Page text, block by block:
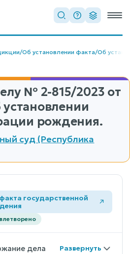
/Об установлении факта/Об
№ 2-815/2023 от
установлении
рождения.
суд (Республика
государственной
дела